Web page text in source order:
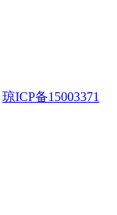
琼ICP备15003371